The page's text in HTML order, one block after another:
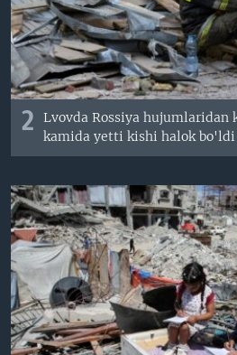
2
Lvovda Rossiya hujumlaridan
kamida yetti kishi halok bo'ldi